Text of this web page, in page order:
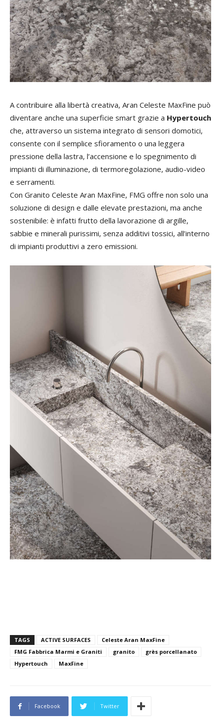
A contribuire alla libertà creativa, Aran Celeste MaxFine può
diventare anche una superficie smart grazie a Hypertouch
che, attraverso un sistema integrato di sensori domotici,
consente con il semplice sfioramento o una leggera
pressione della lastra, l’accensione e lo spegnimento di
impianti di illuminazione, di termoregolazione, audio-video
e serramenti.
Con Granito Celeste Aran MaxFine, FMG offre non solo una
soluzione di design e dalle elevate prestazioni, ma anche
sostenibile: è infatti frutto della lavorazione di argille,
sabbie e minerali purissimi, senza additivi tossici, all’interno
di impianti produttivi a zero emissioni.
TAGS ACTIVE SURFACES
Celeste Aran MaxFine
FMG Fabbrica Marmi e Graniti
granito
grès porcellanato
Hypertouch
MaxFine
Facebook Twitter